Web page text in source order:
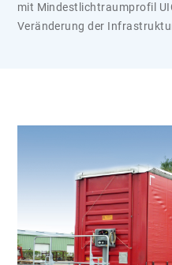
mit Mindestlichtraumprofil
Veränderung der